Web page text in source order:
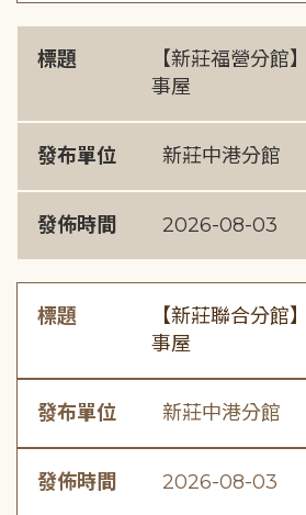
標題
【新莊福營分館
事屋
發布單位 新莊中港分館
發佈時間 2026-08-03
標題
【新莊聯合分館
事屋
發布單位 新莊中港分館
發佈時間 2026-08-03